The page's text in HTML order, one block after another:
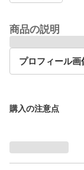
商品の説明
プロフィール
購入の注意点